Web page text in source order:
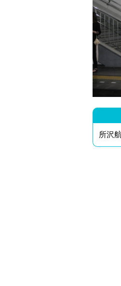
所沢